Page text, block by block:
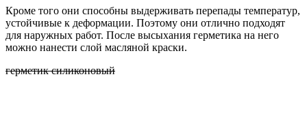
Кроме того они способны выдерживать перепады температур,
устойчивые к деформации. Поэтому они отлично подходят
для наружных работ. После высыхания герметика на него
можно нанести слой масляной краски.
герметик силиконовый